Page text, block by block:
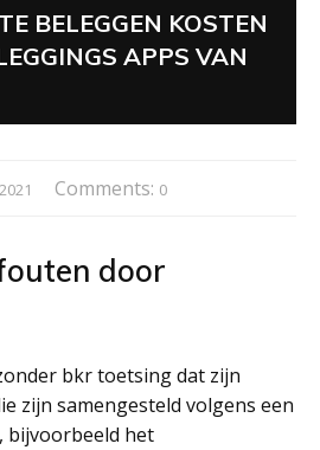
BELEGGEN KOSTEN
APPS VAN
Comments: 0
door
bkr toetsing dat zijn
zijn samengesteld volgens een
bijvoorbeeld het